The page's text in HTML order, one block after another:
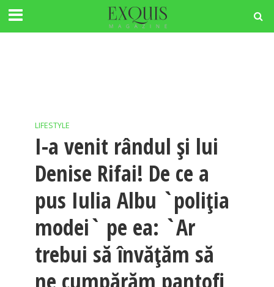
LIFESTYLE
I-a venit rândul și lui
Denise Rifai! De ce a
pus Iulia Albu `poliția
modei` pe ea: `Ar
trebui să învățăm să